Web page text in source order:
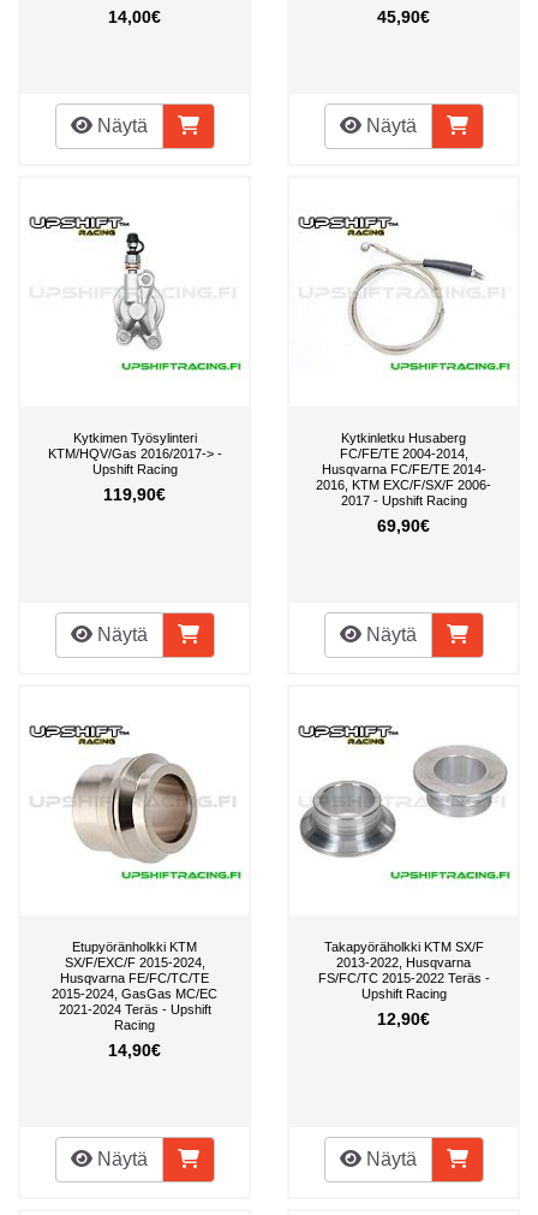
14,00€
Näytä
45,90€
Näytä
Kytkimen Työsylinteri
KTM/HQV/Gas 2016/2017-> -
Upshift Racing
119,90€
Näytä
Kytkinletku Husaberg
FC/FE/TE 2004-2014,
Husqvarna FC/FE/TE 2014-
2016, KTM EXC/F/SX/F 2006-
2017 - Upshift Racing
69,90€
Näytä
Etupyöränholkki KTM
SX/F/EXC/F 2015-2024,
Husqvarna FE/FC/TC/TE
2015-2024, GasGas MC/EC
2021-2024 Teräs - Upshift
Racing
14,90€
Näytä
Takapyöräholkki KTM SX/F
2013-2022, Husqvarna
FS/FC/TC 2015-2022 Teräs -
Upshift Racing
12,90€
Näytä